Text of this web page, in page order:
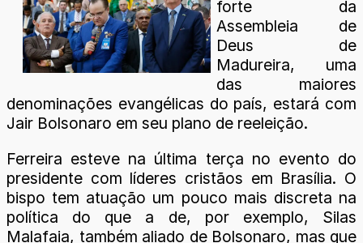
forte da
Assembleia de
Deus de
Madureira, uma
das maiores
denominações evangélicas do país, estará com
Jair Bolsonaro em seu plano de reeleição.
Ferreira esteve na última terça no evento do
presidente com líderes cristãos em Brasília. O
bispo tem atuação um pouco mais discreta na
política do que a de, por exemplo, Silas
Malafaia, também aliado de Bolsonaro, mas que